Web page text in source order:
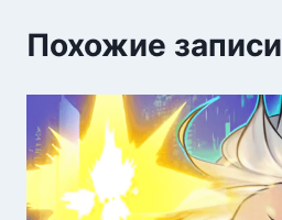
Похожие записи